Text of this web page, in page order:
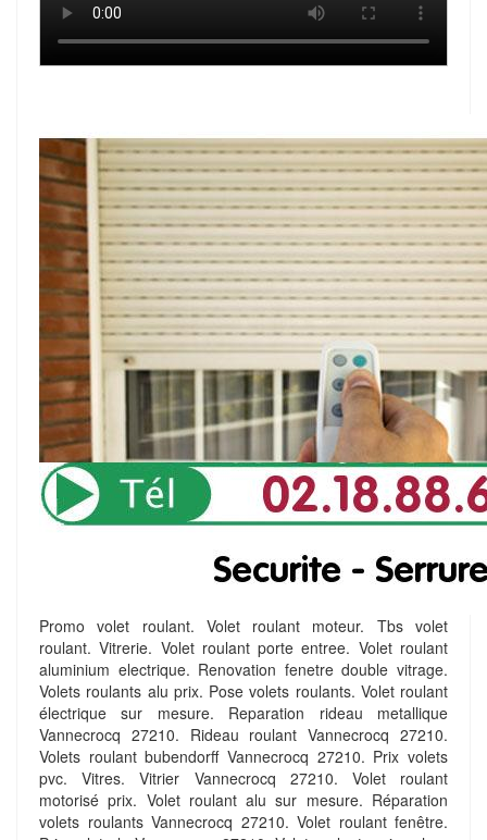
Promo volet roulant. Volet roulant moteur. Tbs volet
roulant. Vitrerie. Volet roulant porte entree. Volet roulant
aluminium electrique. Renovation fenetre double vitrage.
Volets roulants alu prix. Pose volets roulants. Volet roulant
électrique sur mesure. Reparation rideau metallique
Vannecrocq 27210. Rideau roulant Vannecrocq 27210.
Volets roulant bubendorff Vannecrocq 27210. Prix volets
pvc. Vitres. Vitrier Vannecrocq 27210. Volet roulant
motorisé prix. Volet roulant alu sur mesure. Réparation
volets roulants Vannecrocq 27210. Volet roulant fenêtre.